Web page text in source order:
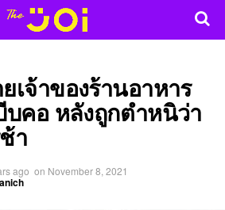
เจ้าของร้านอาหาร
บคอ หลังถูกตำหนิว่า
า
ago on November 8, 2021